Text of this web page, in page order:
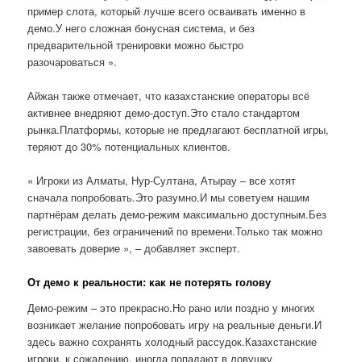
пример слота, который лучше всего осваивать именно в
демо.У него сложная бонусная система, и без
предварительной тренировки можно быстро
разочароваться ».
Айжан также отмечает, что казахстанские операторы всё
активнее внедряют демо-доступ.Это стало стандартом
рынка.Платформы, которые не предлагают бесплатной игры,
теряют до 30% потенциальных клиентов.
« Игроки из Алматы, Нур-Султана, Атырау – все хотят
сначала попробовать.Это разумно.И мы советуем нашим
партнёрам делать демо-режим максимально доступным.Без
регистрации, без ограничений по времени.Только так можно
завоевать доверие », – добавляет эксперт.
От демо к реальности: как не потерять голову
Демо-режим – это прекрасно.Но рано или поздно у многих
возникает желание попробовать игру на реальные деньги.И
здесь важно сохранять холодный рассудок.Казахстанские
игроки, к сожалению, иногда попадают в ловушку